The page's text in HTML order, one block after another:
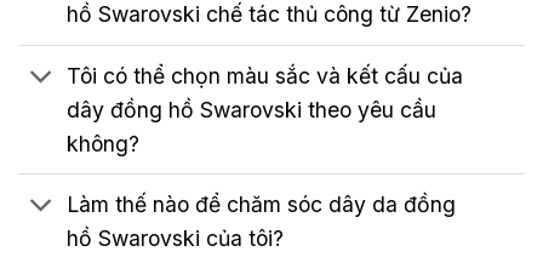
hồ Swarovski chế tác thủ công từ Zenio?
Tôi có thể chọn màu sắc và kết cấu của
dây đồng hồ Swarovski theo yêu cầu
không?
Làm thế nào để chăm sóc dây da đồng
hồ Swarovski của tôi?